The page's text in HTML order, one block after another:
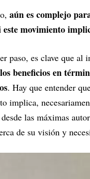
aún es complejo
este movimiento
paso, es clave que al
beneficios en
. Hay que entender
implica,
las máximas
de su visión y